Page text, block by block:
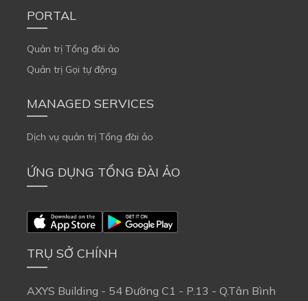
PORTAL
Quản trị Tổng đài ảo
Quản trị Gọi tự động
MANAGED SERVICES
Dịch vụ quản trị Tổng đài ảo
ỨNG DỤNG TỔNG ĐÀI ẢO
TRỤ SỞ CHÍNH
AXYS Building - 54 Đường C1 - P.13 - Q.Tân Bình